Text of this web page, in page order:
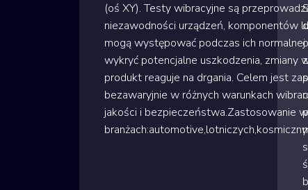
(oś XY). Testy wibracyjne są
niezawodności urządzeń, komponentów
mogą występować podczas ich
wykryć potencjalne uszkodzenia, zmiany
produkt reaguje na drgania. Celem jest
bezawaryjnie w różnych warunkach
jakości i bezpieczeństwa.Zastosowanie w